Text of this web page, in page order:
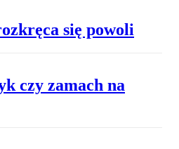
się powoli
czy zamach na